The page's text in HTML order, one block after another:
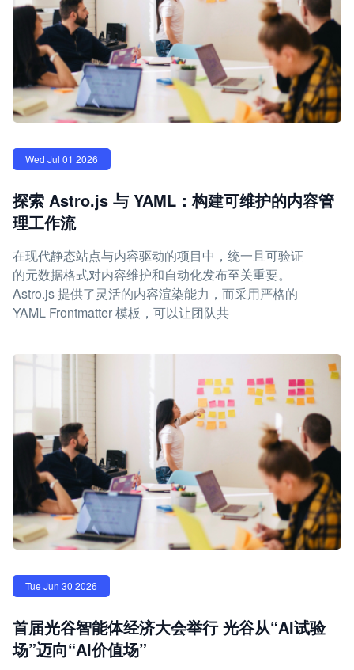
Wed Jul 01 2026
探索 Astro.js 与 YAML：构建可维护的内容管
理工作流
在现代静态站点与内容驱动的项目中，统一且可验证
的元数据格式对内容维护和自动化发布至关重要。
Astro.js 提供了灵活的内容渲染能力，而采用严格的
YAML Frontmatter 模板，可以让团队共
Tue Jun 30 2026
首届光谷智能体经济大会举行 光谷从“AI试验
场”迈向“AI价值场”